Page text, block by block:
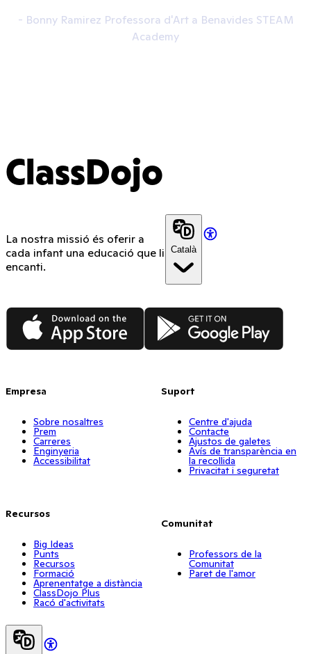
- Bonny Ramirez Professora d'Art a Benavides STEAM
Academy
ClassDojo
La nostra missió és oferir a
cada infant una educació que li
encanti.
Català
App Store Google Play
Empresa
Sobre nosaltres
Prem
Carreres
Enginyeria
Accessibilitat
Recursos
Big Ideas
Punts
Recursos
Formació
Aprenentatge a distància
ClassDojo Plus
Racó d'activitats
Suport
Centre d'ajuda
Contacte
Ajustos de galetes
Avís de transparència en
la recollida
Privacitat i seguretat
Comunitat
Professors de la
Comunitat
Paret de l'amor